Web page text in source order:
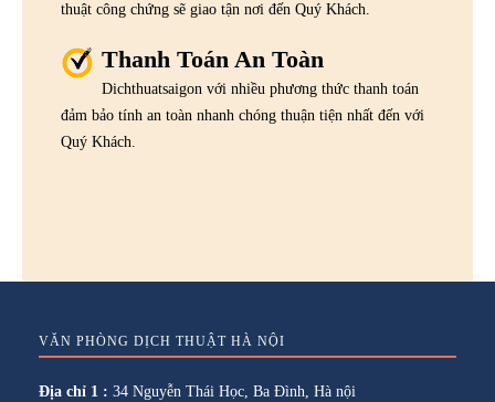
thuật công chứng sẽ giao tận nơi đến Quý Khách.
Thanh Toán An Toàn
Dichthuatsaigon với nhiều phương thức thanh toán
đảm bảo tính an toàn nhanh chóng thuận tiện nhất đến với
Quý Khách.
VĂN PHÒNG DỊCH THUẬT HÀ NỘI
Địa chỉ 1 : 34 Nguyễn Thái Học, Ba Đình, Hà nội